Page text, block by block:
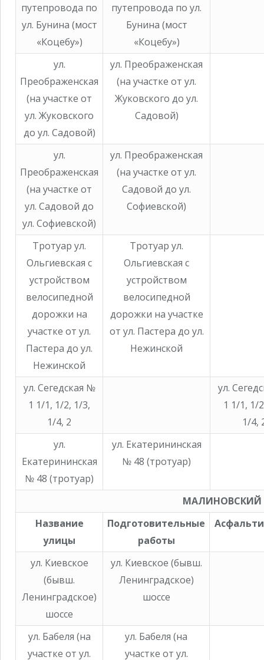
путепровода по
ул. Бунина (мост
«Коцебу»)
путепровода по ул.
Бунина (мост
«Коцебу»)
ул.
Преображенская
(на участке от
ул. Жуковского
до ул. Садовой)
ул. Преображенская
(на участке от ул.
Жуковского до ул.
Садовой)
ул.
Преображенская
(на участке от
ул. Садовой до
ул. Софиевской)
ул. Преображенская
(на участке от ул.
Садовой до ул.
Софиевской)
Тротуар ул.
Ольгиевская с
устройством
велосипедной
дорожки на
участке от ул.
Пастера до ул.
Нежинской
Тротуар ул.
Ольгиевская с
устройством
велосипедной
дорожки на участке
от ул. Пастера до ул.
Нежинской
ул. Сегедская №
1 1/1, 1/2, 1/3,
1/4, 2
ул.
1 1/1, 1/
1/4,
ул.
Екатерининская
№ 48 (тротуар)
ул. Екатерининская
№ 48 (тротуар)
МАЛИНОВСКИЙ
Название
улицы
Подготовительные
работы
ул. Киевское
(бывш.
Ленинградское)
шоссе
ул. Киевское (бывш.
Ленинградское)
шоссе
ул. Бабеля (на
участке от ул.
ул. Бабеля (на
участке от ул.